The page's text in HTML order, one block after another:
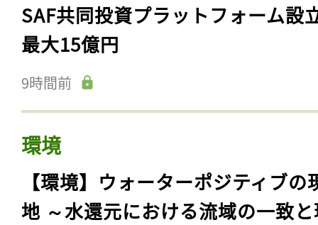
SAF共同投資プラットフォーム設
最大15億円
9時間前
環境
【環境】ウォーターポジティブの
地 ～水還元における流域の一致